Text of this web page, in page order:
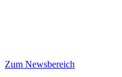
Zum Newsbereich